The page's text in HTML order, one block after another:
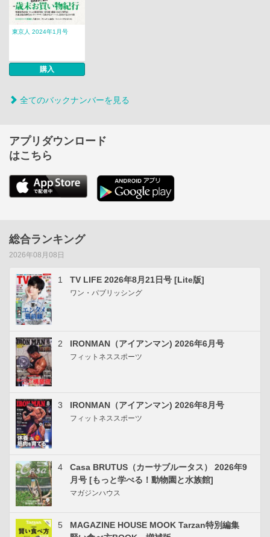
東京人 2024年1月号
購入
全てのバックナンバーを見る
アプリダウンロード
はこちら
総合ランキング
2026年08月08日
1 TV LIFE 2026年8月21日号 [Lite版]
ワン・パブリッシング
2 IRONMAN（アイアンマン) 2026年6月号
フィットネススポーツ
3 IRONMAN（アイアンマン) 2026年8月号
フィットネススポーツ
4
Casa BRUTUS（カーサブルータス） 2026年9
月号 [もっと学べる！動物園と水族館]
マガジンハウス
5
MAGAZINE HOUSE MOOK Tarzan特別編集